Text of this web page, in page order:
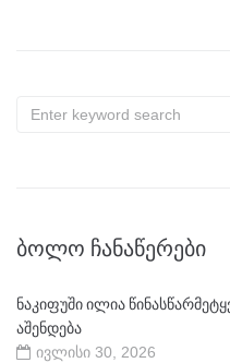
ᲑᲝᲚᲝ ᲩᲐᲜᲐᲬᲔᲠᲔᲑᲘ
ნაკიფუში ილია
აშენდება
ივლისი 30, 2026